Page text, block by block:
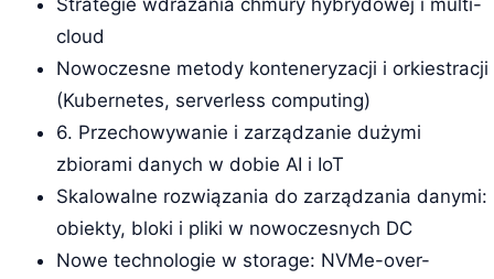
cloud
Nowoczesne metody konteneryzacji i orkiestracji
(Kubernetes, serverless computing)
6. Przechowywanie i zarządzanie dużymi
zbiorami danych w dobie AI i IoT
Skalowalne rozwiązania do zarządzania danymi:
obiekty, bloki i pliki w nowoczesnych DC
Nowe technologie w storage: NVMe-over-